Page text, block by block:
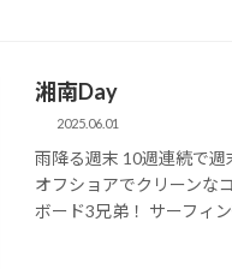
湘南Day
2025.06.01
雨降る週末 10週連続で
オフショアでクリーンな
ボード3兄弟！ サーフィ